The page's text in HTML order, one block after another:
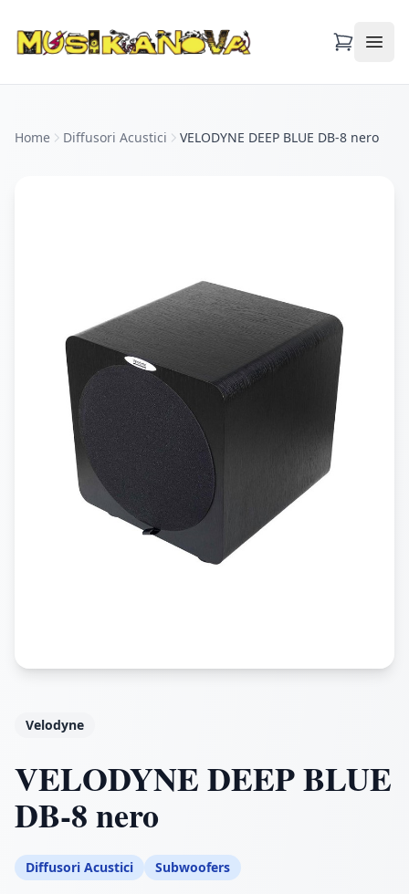
Apri
Home Diffusori Acustici VELODYNE DEEP BLUE DB-8 nero
Velodyne
VELODYNE DEEP BLUE
DB-8 nero
Diffusori Acustici Subwoofers